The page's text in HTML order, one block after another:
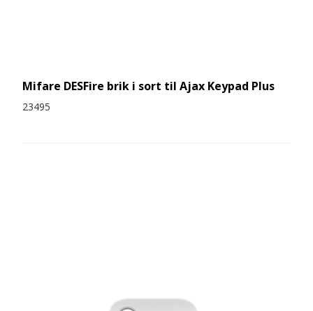
Mifare DESFire brik i sort til Ajax Keypad Plus
23495